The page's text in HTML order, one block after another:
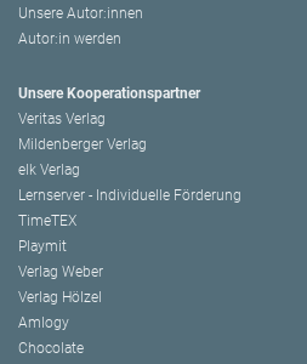
Unsere Autor:innen
Autor:in werden
Unsere Kooperationspartner
Veritas Verlag
Mildenberger Verlag
elk Verlag
Lernserver - Individuelle Förderung
TimeTEX
Playmit
Verlag Weber
Verlag Hölzel
Amlogy
Chocolate